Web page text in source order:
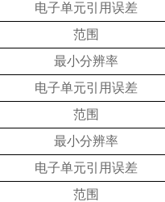
电子单元引用误差
范围
最小分辨率
电子单元引用误差
范围
最小分辨率
电子单元引用误差
范围